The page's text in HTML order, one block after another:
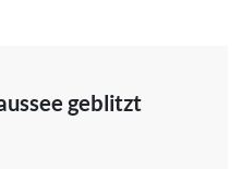
geblitzt